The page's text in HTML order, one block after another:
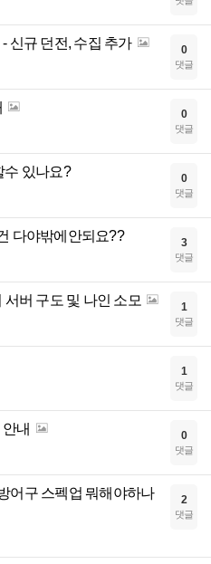
신규 던전, 수집 추가 0
댓글
0
댓글
수 있나요? 0
댓글
다야밖에안되요?? 3
댓글
버 구도 및 나인 소모 1
댓글
1
댓글
내 0
댓글
어구 스펙업 뭐해야하나
2
댓글